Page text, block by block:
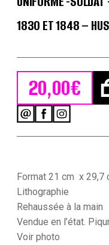
1830 ET 1848 –
20,00€
Martinet
française
-
Format 21 cm x 29,7
Lithographie
Rehaussée à la main
Vendue en l’état.
Voir photo